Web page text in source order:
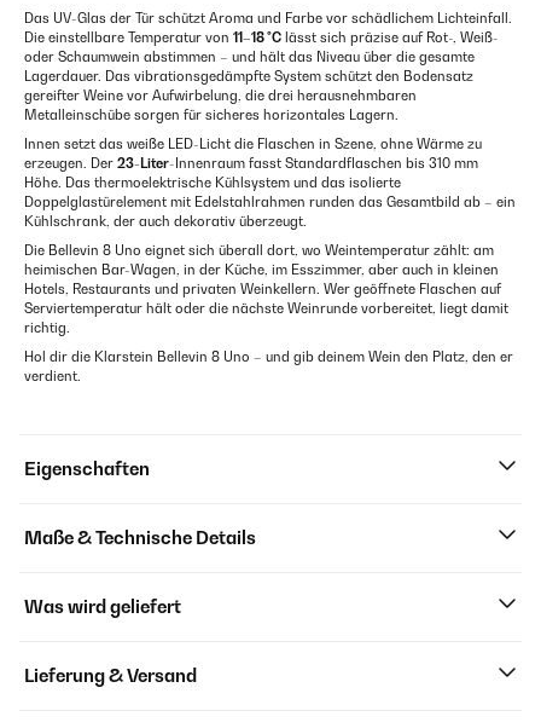
Das UV-Glas der Tür schützt Aroma und Farbe vor schädlichem Lichteinfall.
Die einstellbare Temperatur von 11–18 °C lässt sich präzise auf Rot-, Weiß-
oder Schaumwein abstimmen – und hält das Niveau über die gesamte
Lagerdauer. Das vibrationsgedämpfte System schützt den Bodensatz
gereifter Weine vor Aufwirbelung, die drei herausnehmbaren
Metalleinschübe sorgen für sicheres horizontales Lagern.
Innen setzt das weiße LED-Licht die Flaschen in Szene, ohne Wärme zu
erzeugen. Der 23-Liter-Innenraum fasst Standardflaschen bis 310 mm
Höhe. Das thermoelektrische Kühlsystem und das isolierte
Doppelglastürelement mit Edelstahlrahmen runden das Gesamtbild ab – ein
Kühlschrank, der auch dekorativ überzeugt.
Die Bellevin 8 Uno eignet sich überall dort, wo Weintemperatur zählt: am
heimischen Bar-Wagen, in der Küche, im Esszimmer, aber auch in kleinen
Hotels, Restaurants und privaten Weinkellern. Wer geöffnete Flaschen auf
Serviertemperatur hält oder die nächste Weinrunde vorbereitet, liegt damit
richtig.
Hol dir die Klarstein Bellevin 8 Uno – und gib deinem Wein den Platz, den er
verdient.
Eigenschaften
Maße & Technische Details
Was wird geliefert
Lieferung & Versand